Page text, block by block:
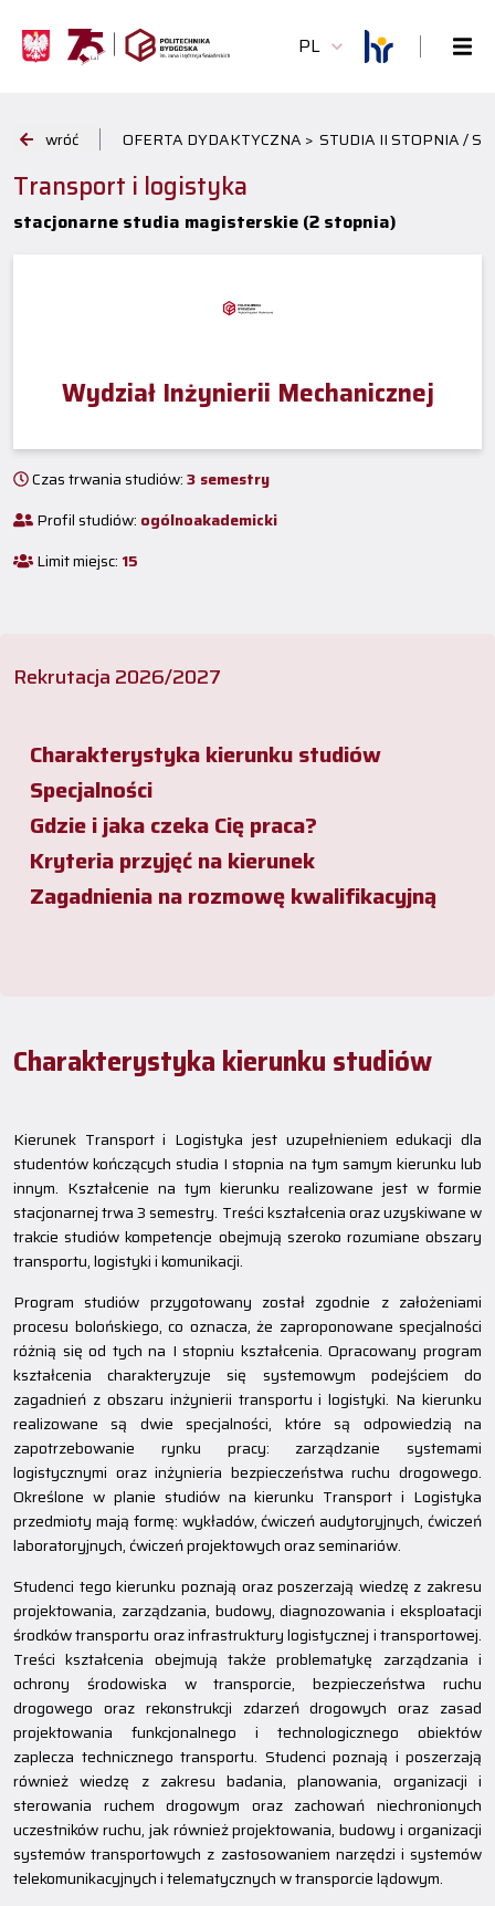
PL
wróć OFERTA DYDAKTYCZNA > STUDIA II STOPNIA /
Transport i logistyka
stacjonarne studia magisterskie (2 stopnia)
Wydział Inżynierii Mechanicznej
Czas trwania studiów:3 semestry
Profil studiów: ogólnoakademicki
Limit miejsc: 15
Rekrutacja 2026/2027
Charakterystyka kierunku studiów
Specjalności
Gdzie i jaka czeka Cię praca?
Kryteria przyjęć na kierunek
Zagadnienia na rozmowę kwalifikacyjną
Charakterystyka kierunku studiów
Kierunek Transport i Logistyka jest uzupełnieniem edukacji dla
studentów kończących studia I stopnia na tym samym kierunku lub
innym. Kształcenie na tym kierunku realizowane jest w formie
stacjonarnej trwa 3 semestry. Treści kształcenia oraz uzyskiwane w
trakcie studiów kompetencje obejmują szeroko rozumiane obszary
transportu, logistyki i komunikacji.
Program studiów przygotowany został zgodnie z założeniami
procesu bolońskiego, co oznacza, że zaproponowane specjalności
różnią się od tych na I stopniu kształcenia. Opracowany program
kształcenia charakteryzuje się systemowym podejściem do
zagadnień z obszaru inżynierii transportu i logistyki. Na kierunku
realizowane są dwie specjalności, które są odpowiedzią na
zapotrzebowanie rynku pracy: zarządzanie systemami
logistycznymi oraz inżynieria bezpieczeństwa ruchu drogowego.
Określone w planie studiów na kierunku Transport i Logistyka
przedmioty mają formę: wykładów, ćwiczeń audytoryjnych, ćwiczeń
laboratoryjnych, ćwiczeń projektowych oraz seminariów.
Studenci tego kierunku poznają oraz poszerzają wiedzę z zakresu
projektowania, zarządzania, budowy, diagnozowania i eksploatacji
środków transportu oraz infrastruktury logistycznej i transportowej.
Treści kształcenia obejmują także problematykę zarządzania i
ochrony środowiska w transporcie, bezpieczeństwa ruchu
drogowego oraz rekonstrukcji zdarzeń drogowych oraz zasad
projektowania funkcjonalnego i technologicznego obiektów
zaplecza technicznego transportu. Studenci poznają i poszerzają
również wiedzę z zakresu badania, planowania, organizacji i
sterowania ruchem drogowym oraz zachowań niechronionych
uczestników ruchu, jak również projektowania, budowy i organizacji
systemów transportowych z zastosowaniem narzędzi i systemów
telekomunikacyjnych i telematycznych w transporcie lądowym.